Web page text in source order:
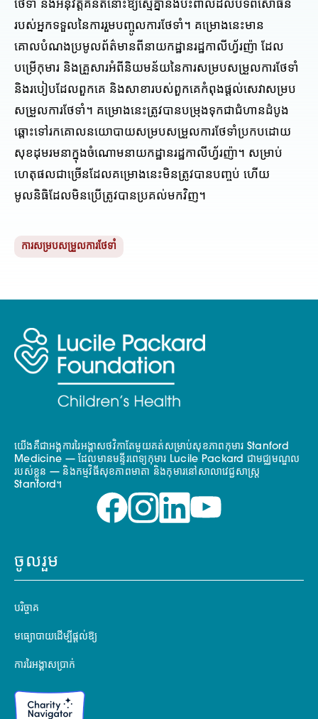
ថែទាំ និងអនុវត្តគំនិតនោះឱ្យស្មើគ្នានឹងប៉ះពាល់ដល់បទពិសោធន៍
របស់អ្នកទទួលនៃការរួមបញ្ចូលការថែទាំ។ គម្រោងនេះមាន
គោលបំណងប្រមូលព័ត៌មានពីនាយកដ្ឋានរដ្ឋកាលីហ្វ័រញ៉ា ដែល
បម្រើកុមារ និងគ្រួសារអំពីនិយមន័យនៃការសម្របសម្រួលការថែទាំ
និងរបៀបដែលពួកគេ និងសាខារបស់ពួកគេកំពុងផ្តល់សេវាសម្រប
សម្រួលការថែទាំ។ គម្រោងនេះត្រូវបានបម្រុងទុកជាជំហានដំបូង
ឆ្ពោះទៅរកគោលនយោបាយសម្របសម្រួលការថែទាំប្រកបដោយ
សុខដុមរមនាក្នុងចំណោមនាយកដ្ឋានរដ្ឋកាលីហ្វ័រញ៉ា។ សម្រាប់
ហេតុផលជាច្រើនដែលគម្រោងនេះមិនត្រូវបានបញ្ចប់ ហើយ
មូលនិធិដែលមិនប្រើត្រូវបានប្រគល់មកវិញ។
ការសម្របសម្រួលការថែទាំ
យើងគឺជាអង្គការរៃអង្គាសថវិកាតែមួយគត់សម្រាប់សុខភាពកុមារ Stanford
Medicine — ដែលមានមន្ទីរពេទ្យកុមារ Lucile Packard ជាមជ្ឈមណ្ឌល
របស់ខ្លួន — និងកម្មវិធីសុខភាពមាតា និងកុមារនៅសាលាវេជ្ជសាស្ត្រ
Stanford។
ចូលរួម
បរិច្ចាគ
មធ្យោបាយដើម្បីផ្តល់ឱ្យ
ការរៃអង្គាសប្រាក់